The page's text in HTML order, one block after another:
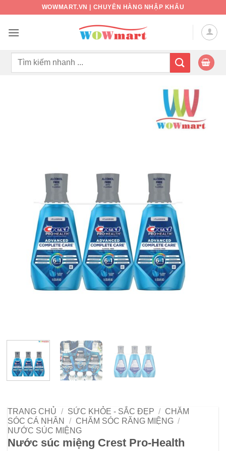
nội
WOWMART.VN | CHUYÊN HÀNG NHẬP KHẨU
Tìm
TRANG CHỦ / SỨC KHỎE - SẮC ĐẸP / CHĂM
SÓC CÁ NHÂN
/ CHĂM SÓC RĂNG MIỆNG /
NƯỚC SÚC MIỆNG
Nước súc miệng Crest Pro-Health